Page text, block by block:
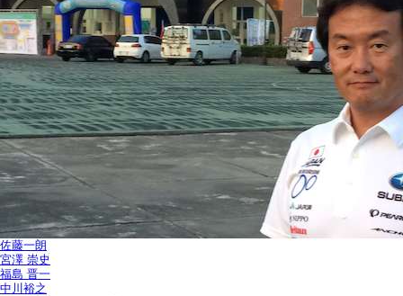
佐藤一朗
宮澤 崇史
福島 晋一
中川裕之